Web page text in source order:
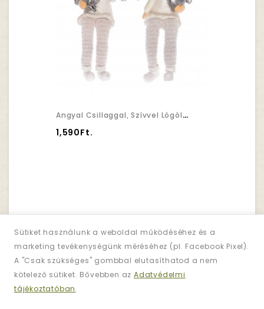
Sütiket használunk a weboldal működéséhez és a
marketing tevékenységünk méréséhez (pl. Facebook Pixel).
A "Csak szükséges" gombbal elutasíthatod a nem
kötelező sütiket. Bővebben az Adatvédelmi
tájékoztatóban.
Angyal Csillaggal, Szívvel Lógólábú Poly 6,5x5,5x16/4,5x4,5x16cm Fehér/ezüst 2 Féle
1,590Ft.
Hírlevél
Iratkozzon Fel!